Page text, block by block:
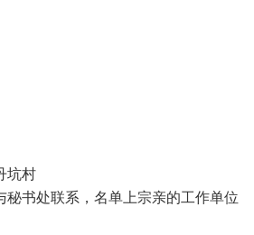
坑村
秘书处联系，名单上宗亲的工作单位